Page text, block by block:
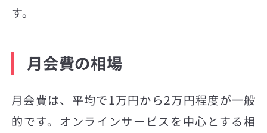
す。
月会費の相場
月会費は、平均で1万円から2万円程度が一般
的です。オンラインサービスを中心とする相